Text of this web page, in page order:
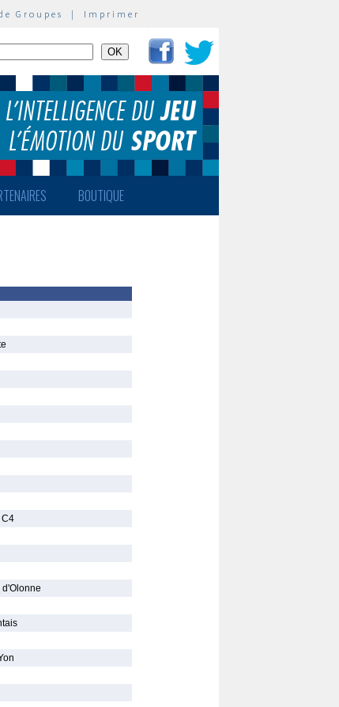
Groupes | Imprimer
BOUTIQUE
C4